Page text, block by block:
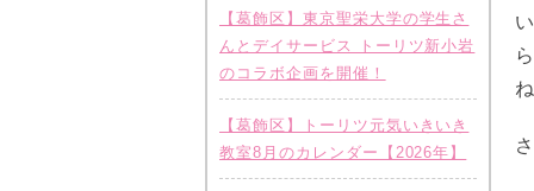
【葛飾区】東京聖栄大学の学生さ
んとデイサービス トーリツ新小岩
のコラボ企画を開催！
【葛飾区】トーリツ元気いきいき
教室8月のカレンダー【2026年】